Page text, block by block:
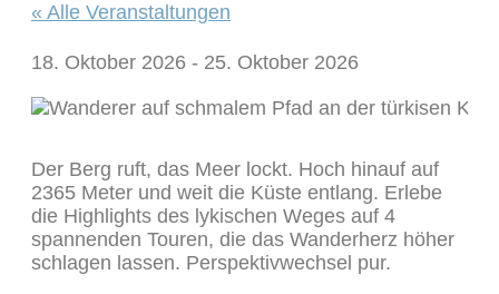
« Alle Veranstaltungen
18. Oktober 2026 - 25. Oktober 2026
Der Berg ruft, das Meer lockt. Hoch hinauf auf
2365 Meter und weit die Küste entlang. Erlebe
die Highlights des lykischen Weges auf 4
spannenden Touren, die das Wanderherz höher
schlagen lassen. Perspektivwechsel pur.